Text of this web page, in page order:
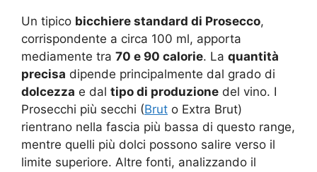
Un tipico bicchiere standard di Prosecco,
corrispondente a circa 100 ml, apporta
mediamente tra 70 e 90 calorie. La quantità
precisa dipende principalmente dal grado di
dolcezza e dal tipo di produzione del vino. I
Prosecchi più secchi (Brut o Extra Brut)
rientrano nella fascia più bassa di questo range,
mentre quelli più dolci possono salire verso il
limite superiore. Altre fonti, analizzando il